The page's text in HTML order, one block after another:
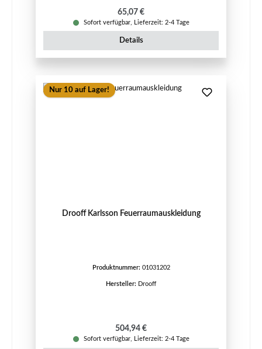
Regulärer Preis:
65,07 €
Sofort verfügbar, Lieferzeit: 2-4 Tage
Details
Nur 10 auf Lager!
Drooff Karlsson Feuerraumauskleidung
Produktnummer: 01031202
Hersteller: Drooff
Regulärer Preis:
504,94 €
Sofort verfügbar, Lieferzeit: 2-4 Tage